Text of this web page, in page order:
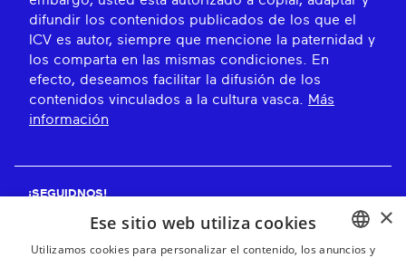
difundir los contenidos publicados de los que el
ICV es autor, siempre que mencione la paternidad y
los comparta en las mismas condiciones. En
efecto, deseamos facilitar la difusión de los
contenidos vinculados a la cultura vasca.
Más
información
¡SEGUIDNOS!
×
Ese sitio web utiliza cookies
Utilizamos cookies para personalizar el contenido, los anuncios y